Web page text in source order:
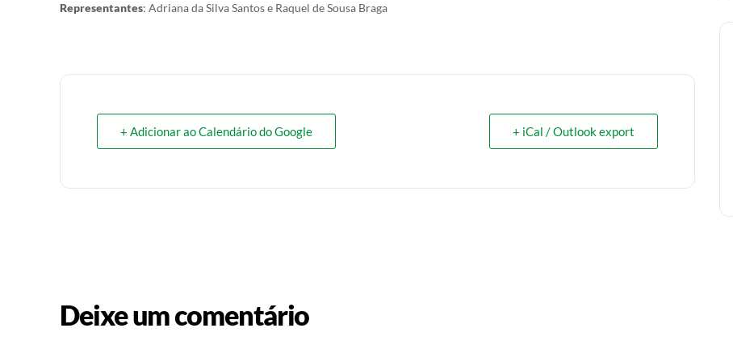
Representantes: Adriana da Silva Santos e Raquel de Sousa Braga
+ Adicionar ao Calendário do Google + iCal / Outlook export
Deixe um comentário